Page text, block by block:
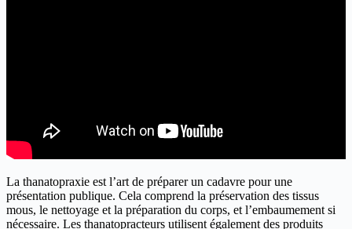
La thanatopraxie est l’art de préparer un cadavre pour une
présentation publique. Cela comprend la préservation des tissus
mous, le nettoyage et la préparation du corps, et l’embaumement si
nécessaire. Les thanatopracteurs utilisent également des produits